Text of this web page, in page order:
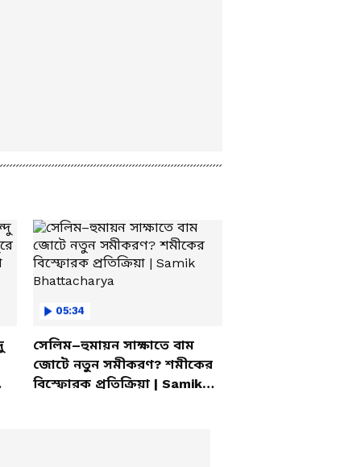
05:34
সেলিম–হুমায়ন সাক্ষাতে বাম
জোটে নতুন সমীকরণ? শমীকের
বিস্ফোরক প্রতিক্রিয়া | Samik